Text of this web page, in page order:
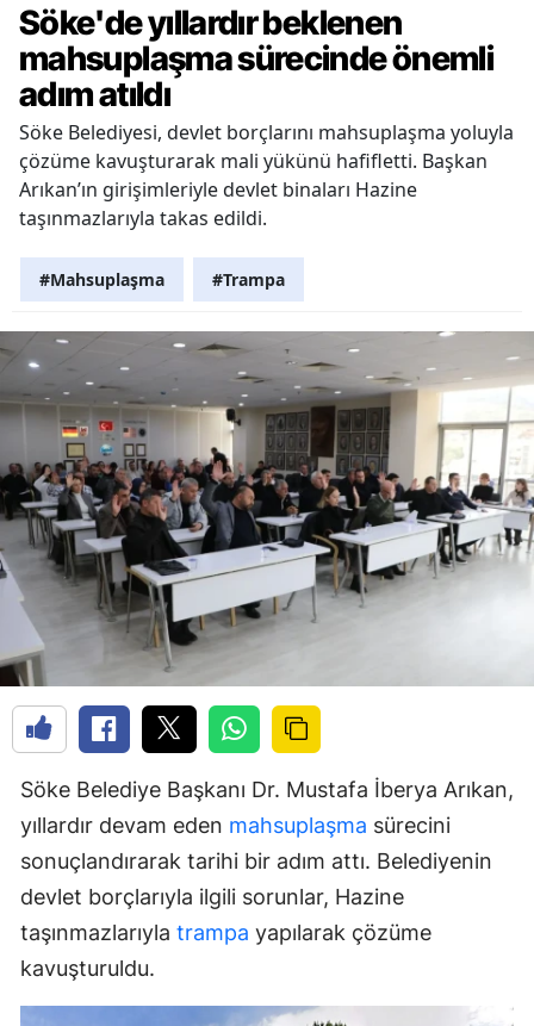
Söke'de yıllardır beklenen
mahsuplaşma sürecinde önemli
adım atıldı
Söke Belediyesi, devlet borçlarını mahsuplaşma yoluyla
çözüme kavuşturarak mali yükünü hafifletti. Başkan
Arıkan’ın girişimleriyle devlet binaları Hazine
taşınmazlarıyla takas edildi.
#Mahsuplaşma #Trampa
Söke Belediye Başkanı Dr. Mustafa İberya Arıkan,
yıllardır devam eden mahsuplaşma sürecini
sonuçlandırarak tarihi bir adım attı. Belediyenin
devlet borçlarıyla ilgili sorunlar, Hazine
taşınmazlarıyla trampa yapılarak çözüme
kavuşturuldu.